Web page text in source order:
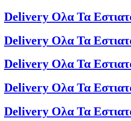
Delivery Ολα Τα
Delivery Ολα Τα
Delivery Ολα Τα
Delivery Ολα Τα
Delivery Ολα Τα